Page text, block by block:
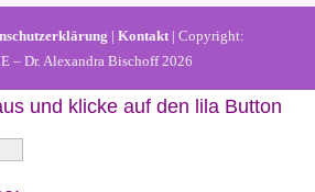
|Kontakt | Copyright:
– Dr. Alexandra Bischoff 2026
und klicke auf den lila Button